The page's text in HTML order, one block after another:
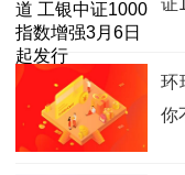
证
环
你